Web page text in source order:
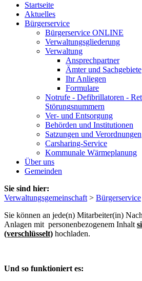
Startseite
Aktuelles
Bürgerservice
Bürgerservice ONLINE
Verwaltungsgliederung
Verwaltung
Ansprechpartner
Ämter und Sachgebiete
Ihr Anliegen
Formulare
Notrufe - Defibrillatoren -
Störungsnummern
Ver- und Entsorgung
Behörden und Institutionen
Satzungen und Verordnungen
Carsharing-Service
Kommunale Wärmeplanung
Über uns
Gemeinden
Sie sind hier:
Verwaltungsgemeinschaft > Bürgerservice
Sie können an jede(n) Mitarbeiter(in)
Anlagen mit personenbezogenem Inhalt
(verschlüsselt) hochladen.
Und so funktioniert es: